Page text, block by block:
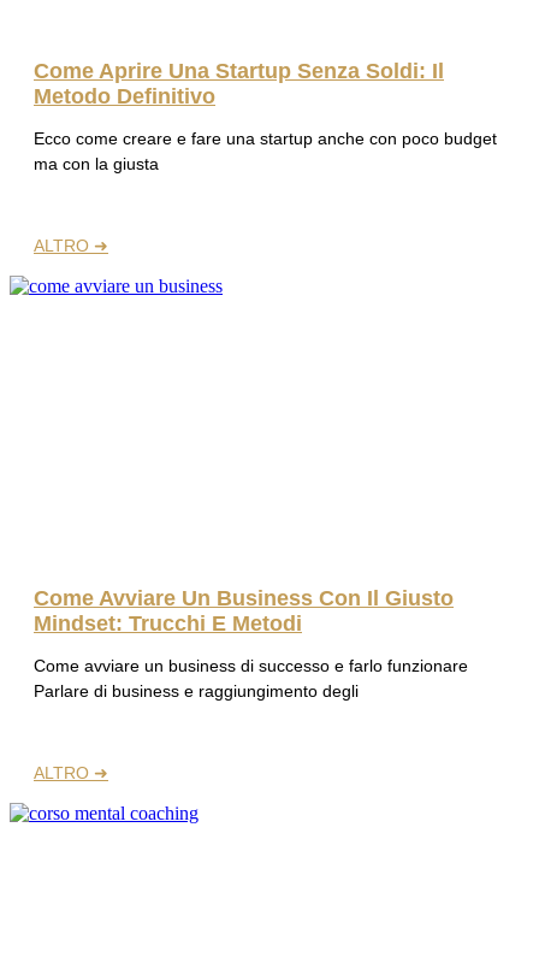
Come Aprire Una Startup Senza Soldi: Il
Metodo Definitivo
Ecco come creare e fare una startup anche con poco budget
ma con la giusta
ALTRO ➜
Come Avviare Un Business Con Il Giusto
Mindset: Trucchi E Metodi
Come avviare un business di successo e farlo funzionare
Parlare di business e raggiungimento degli
ALTRO ➜